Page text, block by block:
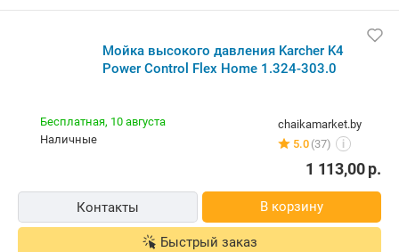
Мойка высокого давления Karcher K4
Power Control Flex Home 1.324-303.0
chaikamarket.by
5.0 (37) i
Бесплатная, 10 августа
наличные
1 113,00р.
Контакты В корзину
Быстрый заказ